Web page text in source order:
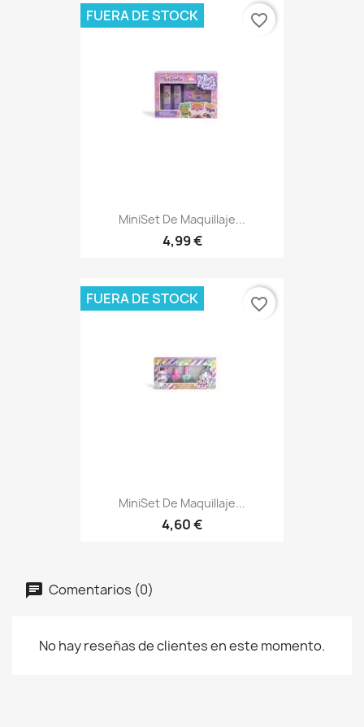
MiniSet De Maquillaje...
4,99 €
FUERA DE STOCK favorite_border
MiniSet De Maquillaje...
4,60 €
FUERA DE STOCK favorite_border
Comentarios (0)
No hay reseñas de clientes en este momento.